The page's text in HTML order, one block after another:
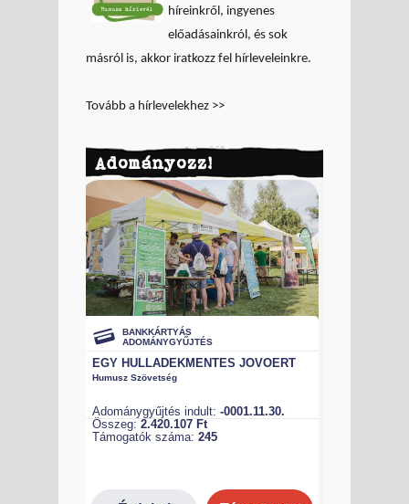
híreinkről, ingyenes
előadásainkról, és sok
másról is, akkor iratkozz fel hírleveleinkre.
Tovább a hírlevelekhez >>
Adományozz!